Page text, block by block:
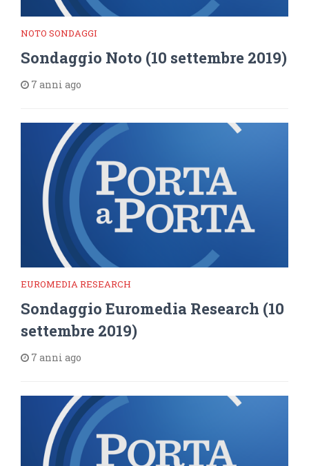
NOTO SONDAGGI
Sondaggio Noto (10 settembre 2019)
7 anni ago
EUROMEDIA RESEARCH
Sondaggio Euromedia Research (10
settembre 2019)
7 anni ago